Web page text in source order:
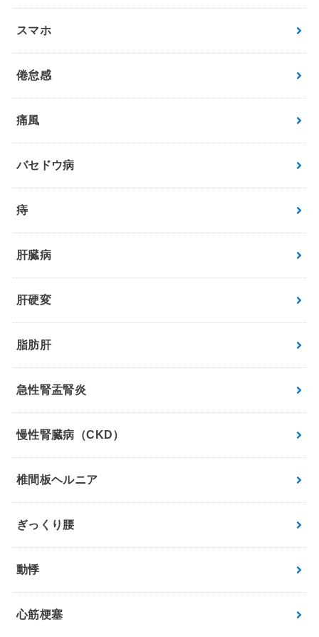
スマホ
倦怠感
痛風
バセドウ病
痔
肝臓病
肝硬変
脂肪肝
急性腎盂腎炎
慢性腎臓病（CKD）
椎間板ヘルニア
ぎっくり腰
動悸
心筋梗塞